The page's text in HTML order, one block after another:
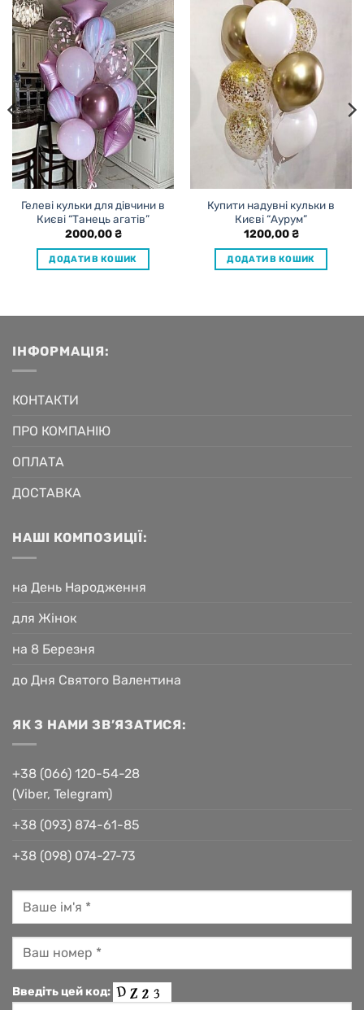
Гелеві кульки для дівчини в
Києві “Танець агатів”
2000,00₴
ДОДАТИ В КОШИК
Купити надувні кульки в
Києві “Аурум”
1200,00₴
ДОДАТИ В КОШИК
ІНФОРМАЦІЯ:
КОНТАКТИ
ПРО КОМПАНІЮ
ОПЛАТА
ДОСТАВКА
НАШІ КОМПОЗИЦІЇ:
на День Народження
для Жінок
на 8 Березня
до Дня Святого Валентина
ЯК З НАМИ ЗВ’ЯЗАТИСЯ:
+38 (066) 120-54-28
(Viber, Telegram)
+38 (093) 874-61-85
+38 (098) 074-27-73
Введіть цей код: